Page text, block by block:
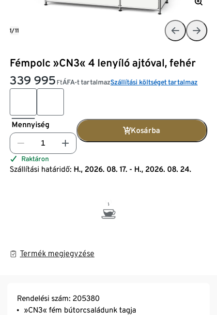
Fémpolc »CN3« 4 lenyíló ajtóval, fehér
339 995 FtÁFA-t tartalmazSzállítási költséget tartalmaz
Mennyiség
Kosárba
Raktáron
Szállítási határidő: H., 2026. 08. 17. - H., 2026. 08. 24.
Termék megjegyzése
1/11
Rendelési szám: 205380
»CN3« fém bútorcsaládunk tagja